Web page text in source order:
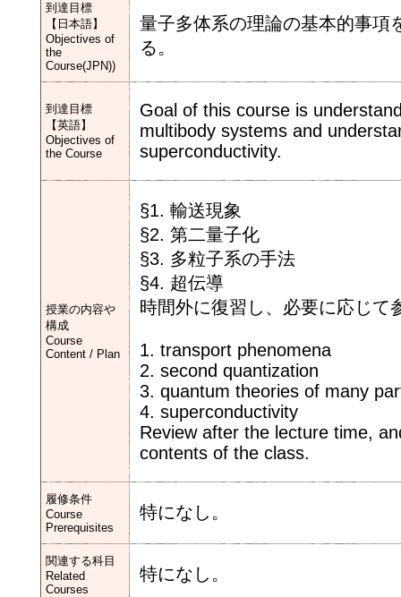
到達目標
【日本語】
Objectives of
the
Course(JPN))
量子多体系の理論の基本的事項
る。
到達目標
【英語】
Objectives of
the Course
Goal of this course is
multibody systems and
superconductivity.
授業の内容や
構成
Course
Content / Plan
§1. 輸送現象
§2. 第二量子化
§3. 多粒子系の手法
§4. 超伝導
時間外に復習し、必要に応じて
1. transport phenomena
2. second quantization
3. quantum theories of many
4. superconductivity
Review after the lecture time,
contents of the class.
履修条件
Course
Prerequisites
特になし。
関連する科目
Related
Courses
特になし。